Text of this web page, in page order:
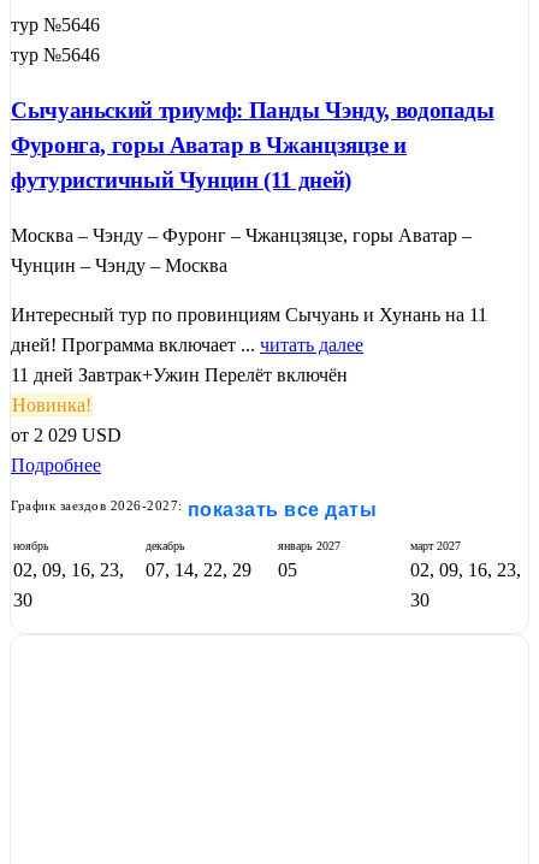
тур №5646
тур №5646
Сычуаньский триумф: Панды Чэнду, водопады
Фуронга, горы Аватар в Чжанцзяцзе и
футуристичный Чунцин (11 дней)
Москва – Чэнду – Фуронг – Чжанцзяцзе, горы Аватар –
Чунцин – Чэнду – Москва
Интересный тур по провинциям Сычуань и Хунань на 11
дней! Программа включает ... читать далее
11 дней Завтрак+Ужин Перелёт включён
Новинка!
от 2 029 USD
Подробнее
График заездов 2026-2027: показать все даты
ноябрь
02, 09, 16, 23,
30
декабрь
07, 14, 22, 29
январь 2027
05
март2027
02, 09, 16, 23,
30